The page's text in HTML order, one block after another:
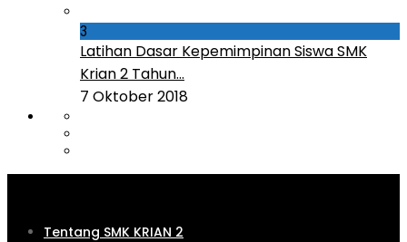
3
Latihan Dasar Kepemimpinan Siswa SMK
Krian 2 Tahun...
7 Oktober 2018
Tentang SMK KRIAN 2